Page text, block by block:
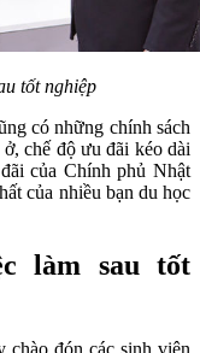
tốt nghiệp
có những chính sách
chế độ ưu đãi kéo dài
của Chính phủ Nhật
của nhiều bạn du học
làm sau tốt
chào đón các sinh viên